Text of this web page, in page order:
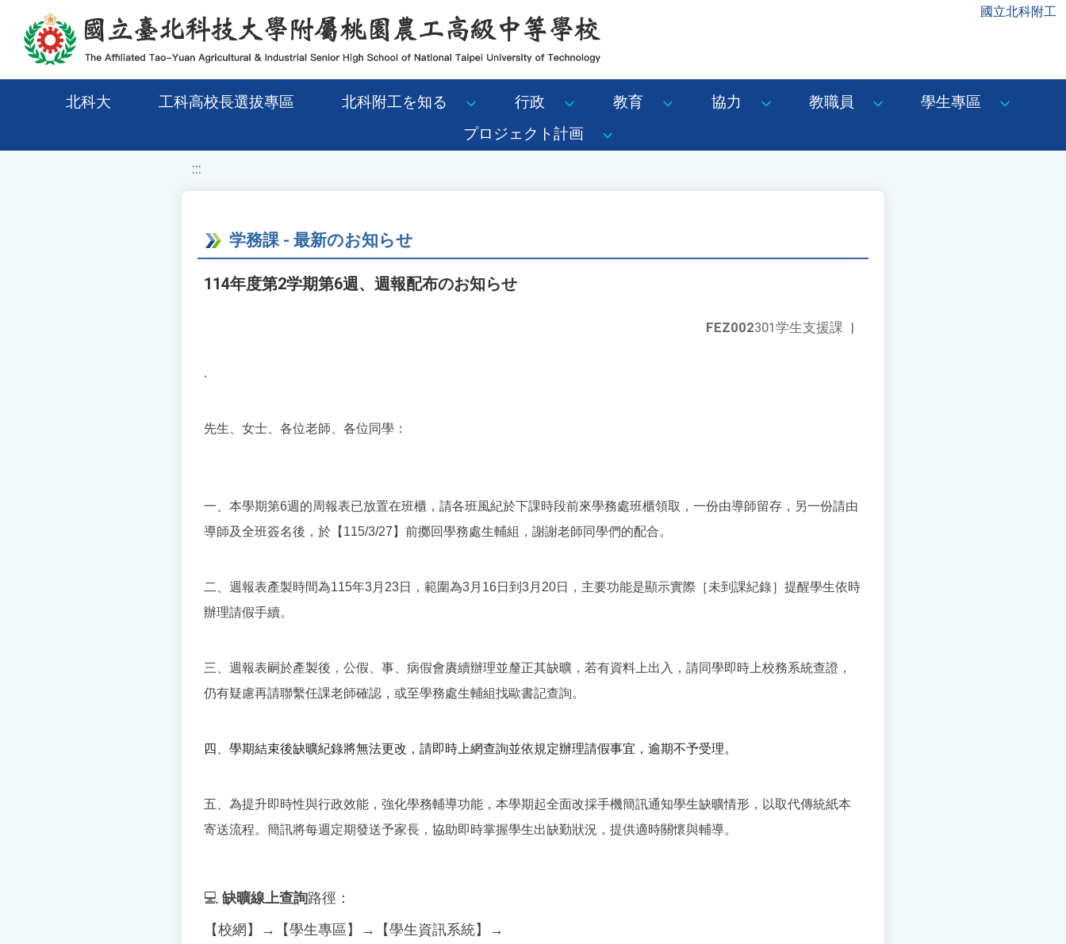
移至網頁之主要內容區位置 國立北科附工
北科大 工科高校長選拔專區 北科附工を知る 行政 教育 協力 教職員
學生專區
プロジェクト計画
:::
学務課 - 最新のお知らせ
114年度第2学期第6週、週報配布のお知らせ
FEZ002301学生支援課 |
.
先生、女士、各位老師、各位同學：
一、本學期第6週的周報表已放置在班櫃，請各班風紀於下課時段前來學務處班櫃領取，一份由導師留存，另一份請由
導師及全班簽名後，於【115/3/27】前擲回學務處生輔組，謝謝老師同學們的配合。
二、週報表產製時間為115年3月23日，範圍為3月16日到3月20日，主要功能是顯示實際［未到課紀錄］提醒學生依時
辦理請假手續。
三、週報表嗣於產製後，公假、事、病假會賡續辦理並釐正其缺曠，若有資料上出入，請同學即時上校務系統查證，
仍有疑慮再請聯繫任課老師確認，或至學務處生輔組找歐書記查詢。
四 學期結束後缺曠紀錄將無法更改， 請即時上網查詢並依規定辦理請假事宜，逾期不予受理。
五、為提升即時性與行政效能，強化學務輔導功能，本學期起全面改採手機簡訊通知學生缺曠情形，以取代傳統紙本
寄送流程。簡訊將每週定期發送予家長，協助即時掌握學生出缺勤狀況，提供適時關懷與輔導。
💻 缺曠線上查詢路徑：
【校網】→【學生專區】→【學生資訊系統】→